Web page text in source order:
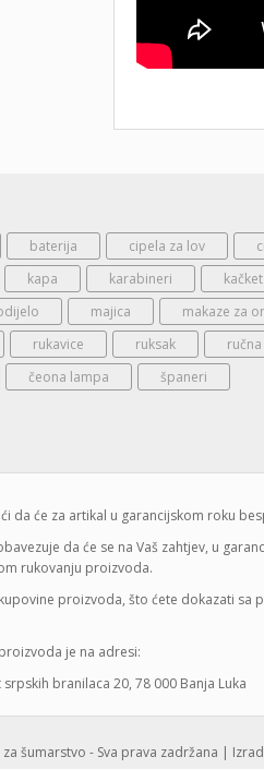
baterija cipela za lov
kapa karabineri kačket
majica makaze za
rukavice ruksak
čeona lampa španeri
da će za artikal u garancijskom roku
da će se na Vaš zahtjev, u
rukovanju proizvoda.
proizvoda, što ćete dokazati
je na adresi:
branilaca 20, 78 000 Banja Luka
šumarstvo - Sva prava zadržana |